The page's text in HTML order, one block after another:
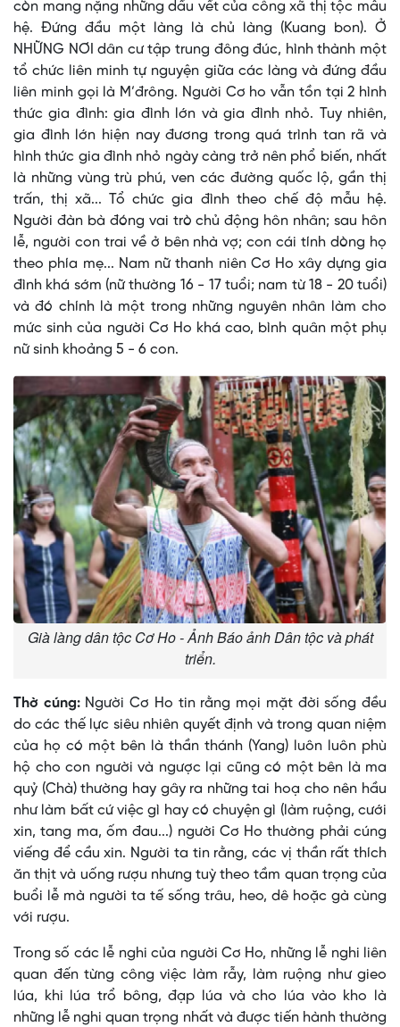
còn mang nặng những dấu vết của công xã thị tộc mẫu
hệ. Ðứng đầu một làng là chủ làng (Kuang bon). Ở
NHỮNG NƠI dân cư tập trung đông đúc, hình thành một
tổ chức liên minh tự nguyện giữa các làng và đứng đầu
liên minh gọi là M’đrông. Người Cơ ho vẫn tồn tại 2 hình
thức gia đình: gia đình lớn và gia đình nhỏ. Tuy nhiên,
gia đình lớn hiện nay đương trong quá trình tan rã và
hình thức gia đình nhỏ ngày càng trở nên phổ biến, nhất
là những vùng trù phú, ven các đường quốc lộ, gần thị
trấn, thị xã... Tổ chức gia đình theo chế độ mẫu hệ.
Người đàn bà đóng vai trò chủ động hôn nhân; sau hôn
lễ, người con trai về ở bên nhà vợ; con cái tính dòng họ
theo phía mẹ... Nam nữ thanh niên Cơ Ho xây dựng gia
đình khá sớm (nữ thường 16 - 17 tuổi; nam từ 18 - 20 tuổi)
và đó chính là một trong những nguyên nhân làm cho
mức sinh của người Cơ Ho khá cao, bình quân một phụ
nữ sinh khoảng 5 - 6 con.
Già làng dân tộc Cơ Ho - Ảnh Báo ảnh Dân tộc và phát
triển.
Thờ cúng:Người Cơ Ho tin rằng mọi mặt đời sống đều
do các thế lực siêu nhiên quyết định và trong quan niệm
của họ có một bên là thần thánh (Yang) luôn luôn phù
hộ cho con người và ngược lại cũng có một bên là ma
quỷ (Chà) thường hay gây ra những tai hoạ cho nên hầu
như làm bất cứ việc gì hay có chuyện gì (làm ruộng, cưới
xin, tang ma, ốm đau...) người Cơ Ho thường phải cúng
viếng để cầu xin. Người ta tin rằng, các vị thần rất thích
ăn thịt và uống rượu nhưng tuỳ theo tầm quan trọng của
buổi lễ mà người ta tế sống trâu, heo, dê hoặc gà cùng
với rượu.
Trong số các lễ nghi của người Cơ Ho, những lễ nghi liên
quan đến từng công việc làm rẫy, làm ruộng như gieo
lúa, khi lúa trổ bông, đạp lúa và cho lúa vào kho là
những lễ nghi quan trọng nhất và được tiến hành thường